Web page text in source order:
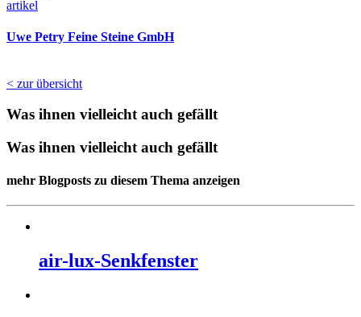
artikel
Uwe Petry Feine Steine GmbH
< zur übersicht
Was ihnen vielleicht auch gefällt
Was ihnen vielleicht auch gefällt
mehr Blogposts zu diesem Thema anzeigen
air-lux-Senkfenster